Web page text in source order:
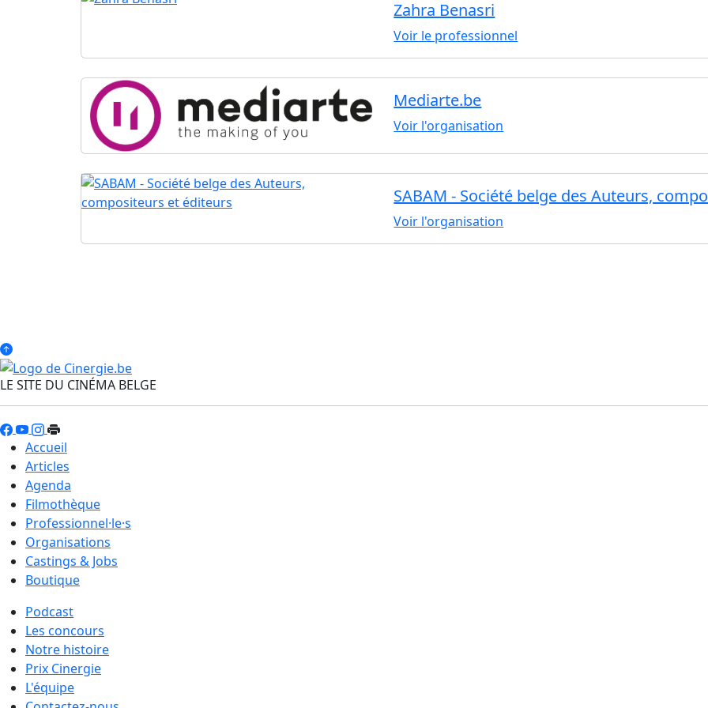
Zahra Benasri
Voir le professionnel
Mediarte.be
Voir l'organisation
SABAM - Société belge des Auteurs,
Voir l'organisation
LE SITE DU CINÉMA BELGE
Accueil
Articles
Agenda
Filmothèque
Professionnel·le·s
Organisations
Castings & Jobs
Boutique
Podcast
Les concours
Notre histoire
Prix Cinergie
L'équipe